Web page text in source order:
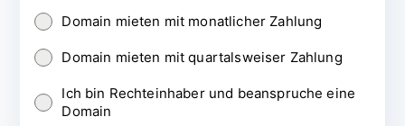
Domain mieten mit monatlicher Zahlung
Domain mieten mit quartalsweiser Zahlung
Ich bin Rechteinhaber und beanspruche eine
Domain